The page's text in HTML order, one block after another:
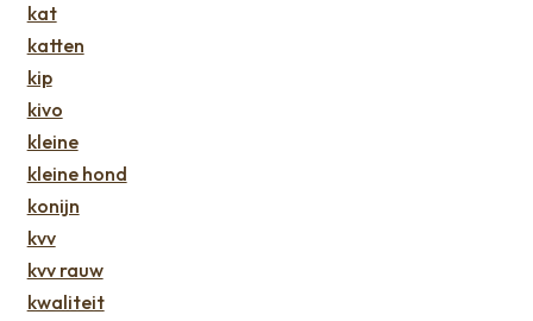
kat
katten
kip
kivo
kleine
kleine hond
konijn
kvv
kvv rauw
kwaliteit